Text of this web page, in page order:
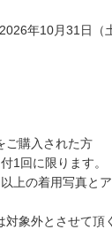
年10月31日（
購入された方
1回に限ります。
上の着用写真と
象外とさせて頂